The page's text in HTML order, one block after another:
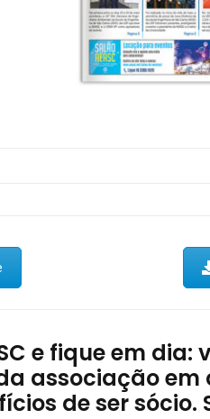
e fique em
associação
de ser sócio.